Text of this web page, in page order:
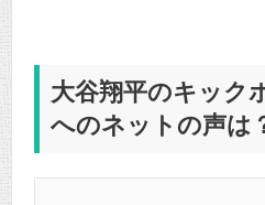
大谷翔平のキック
へのネットの声は